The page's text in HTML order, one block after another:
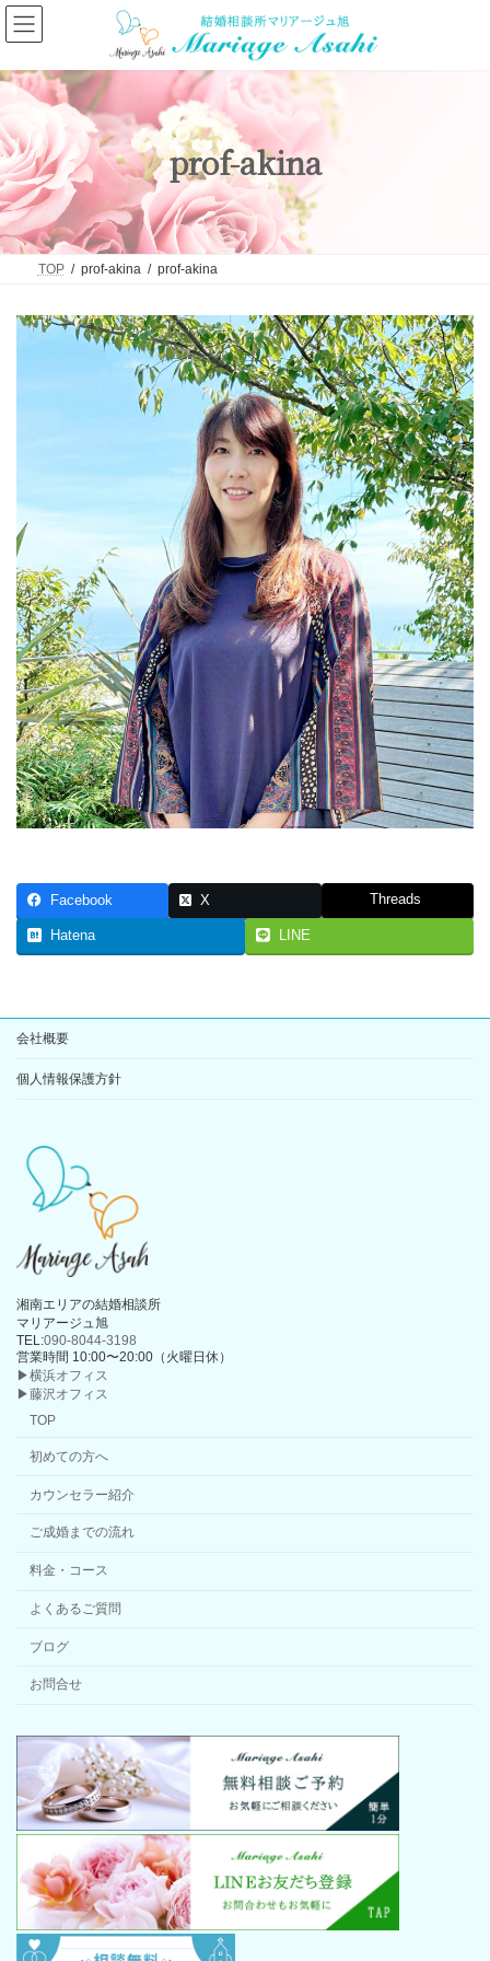
コ
ン
テ
ン
ツ
ス
キ
ッ
プ
ナ
ビ
ゲ
ー
シ
ン
に
移
動
prof-akina
TOP prof-akina prof-akina
Facebook X Threads
Hatena LINE
会社概要
個人情報保護方針
湘南エリアの結婚相談所
マリアージュ旭
TEL:090-8044-3198
営業時間 10:00〜20:00（火曜日休）
▶横浜オフィス
▶藤沢オフィス
TOP
初めての方へ
カウンセラー紹介
ご成婚までの流れ
料金・コース
よくあるご質問
ブログ
お問合せ